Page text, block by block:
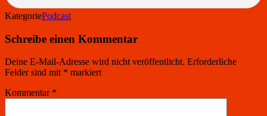
KategoriePodcast
Schreibe einen Kommentar
Deine E-Mail-Adresse wird nicht veröffentlicht. Erforderliche
Felder sind mit * markiert
Kommentar *